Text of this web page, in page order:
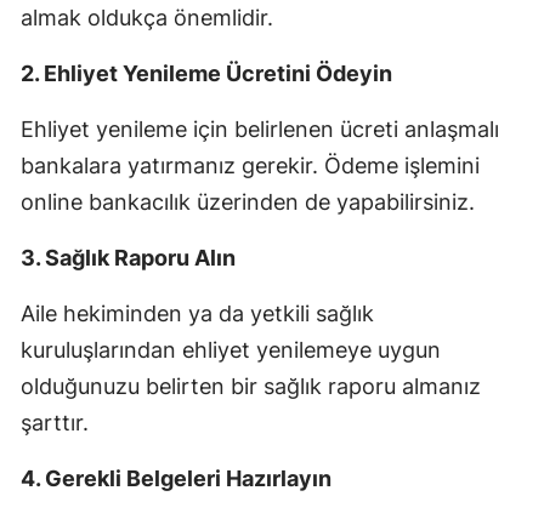
almak oldukça önemlidir.
2. Ehliyet Yenileme Ücretini Ödeyin
Ehliyet yenileme için belirlenen ücreti anlaşmalı
bankalara yatırmanız gerekir. Ödeme işlemini
online bankacılık üzerinden de yapabilirsiniz.
3. Sağlık Raporu Alın
Aile hekiminden ya da yetkili sağlık
kuruluşlarından ehliyet yenilemeye uygun
olduğunuzu belirten bir sağlık raporu almanız
şarttır.
4. Gerekli Belgeleri Hazırlayın